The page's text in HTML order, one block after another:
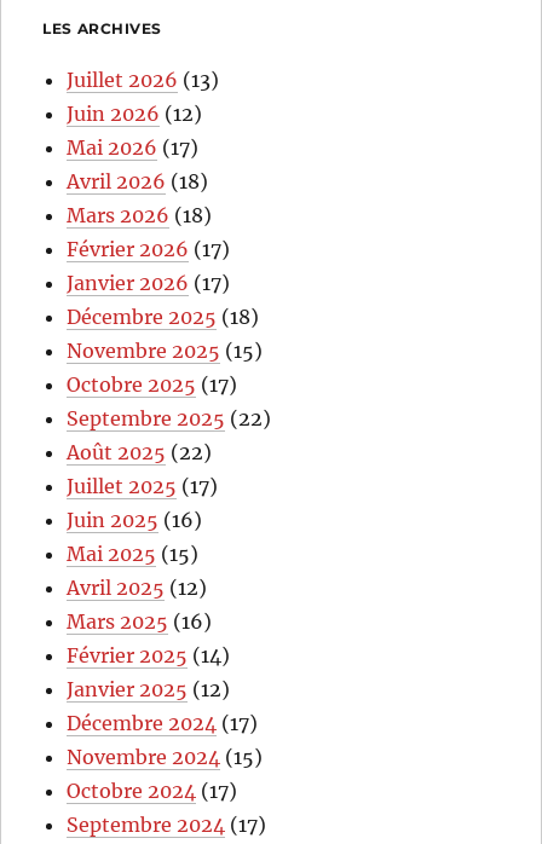
LES ARCHIVES
Juillet 2026 (13)
Juin 2026 (12)
Mai 2026 (17)
Avril 2026 (18)
Mars 2026 (18)
Février 2026 (17)
Janvier 2026 (17)
Décembre 2025 (18)
Novembre 2025 (15)
Octobre 2025 (17)
Septembre 2025 (22)
Août 2025 (22)
Juillet 2025 (17)
Juin 2025 (16)
Mai 2025 (15)
Avril 2025 (12)
Mars 2025 (16)
Février 2025 (14)
Janvier 2025 (12)
Décembre 2024 (17)
Novembre 2024 (15)
Octobre 2024 (17)
Septembre 2024 (17)